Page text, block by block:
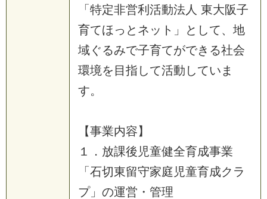
「特定非営利活動法人 東大阪子
育てほっとネット」として、地
域ぐるみで子育てができる社会
環境を目指して活動していま
す。
【事業内容】
１．放課後児童健全育成事業
「石切東留守家庭児童育成クラ
プ」の運営・管理